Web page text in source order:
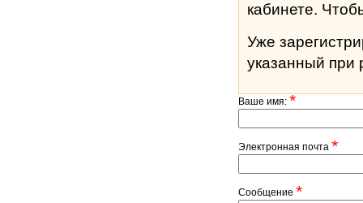
Уже
указанный при
Ваше имя:*
Электронная почта *
Сообщение *